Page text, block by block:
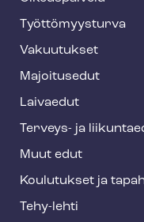
o
t
e
Työt­tö­myys­tur­va
Vakuutukset
Majoitusedut
Laivaedut
Terveys- ja
Muut edut
Koulutukset ja
Tehy-lehti